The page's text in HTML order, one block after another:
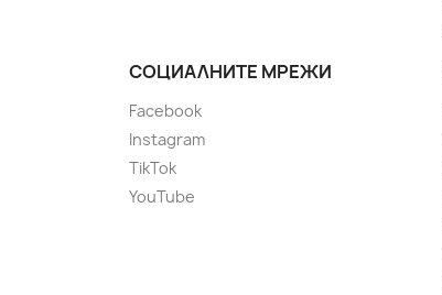
СОЦИАЛНИТЕ МРЕЖИ
Facebook
Instagram
TikTok
YouTube